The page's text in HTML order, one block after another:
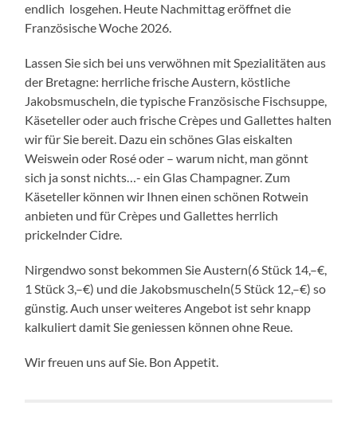
endlich losgehen. Heute Nachmittag eröffnet die
Französische Woche 2026.
Lassen Sie sich bei uns verwöhnen mit Spezialitäten aus
der Bretagne: herrliche frische Austern, köstliche
Jakobsmuscheln, die typische Französische Fischsuppe,
Käseteller oder auch frische Crèpes und Gallettes halten
wir für Sie bereit. Dazu ein schönes Glas eiskalten
Weiswein oder Rosé oder – warum nicht, man gönnt
sich ja sonst nichts…- ein Glas Champagner. Zum
Käseteller können wir Ihnen einen schönen Rotwein
anbieten und für Crèpes und Gallettes herrlich
prickelnder Cidre.
Nirgendwo sonst bekommen Sie Austern(6 Stück 14,–€,
1 Stück 3,–€) und die Jakobsmuscheln(5 Stück 12,–€) so
günstig. Auch unser weiteres Angebot ist sehr knapp
kalkuliert damit Sie geniessen können ohne Reue.
Wir freuen uns auf Sie. Bon Appetit.